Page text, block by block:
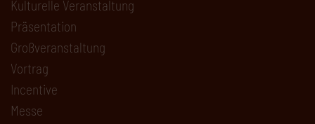
Kulturelle Veranstaltung
Präsentation
Großveranstaltung
Vortrag
Incentive
Messe